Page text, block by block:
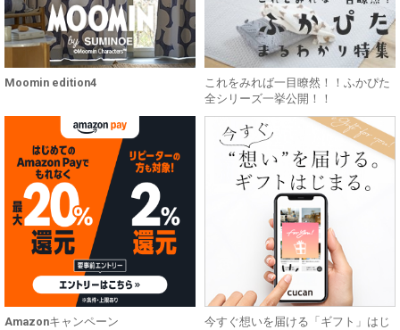
Moomin edition4
これをみれば一目瞭然！！ふかぴた
全シリーズ一挙公開！！
Amazonキャンペーン
今すぐ想いを届ける「ギフト」はじ